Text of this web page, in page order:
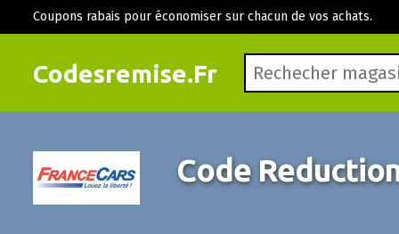
Codesremise.Fr
Coupons rabais pour économiser sur chacun de vos achats.
Code